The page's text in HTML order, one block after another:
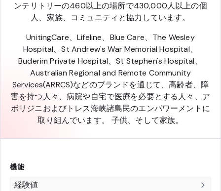
ンテリトリーの460以上の場所で430,000人以上の個
人、家族、コミュニティと協力しています。
UnitingCare、Lifeline、Blue Care、The Wesley
Hospital、St Andrew's War Memorial Hospital、
Buderim Private Hospital、St Stephen's Hospital、
Australian Regional and Remote Community
Services(ARRCS)などのブランドを通じて、高齢者、障
害を持つ人々、病院や自宅で医療を必要とする人々、ア
ボリジニおよびトレス海峡諸島民のエンパワーメントに
取り組んでいます。 子供、そして家族。
機能
経験値